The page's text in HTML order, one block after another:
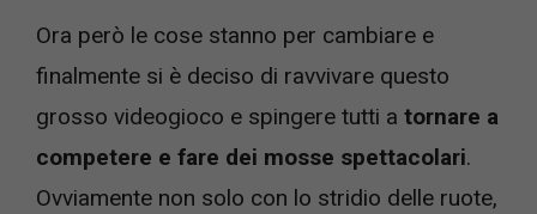
Ora però le cose stanno per cambiare e
finalmente si è deciso di ravvivare questo
grosso videogioco e spingere tutti a tornare a
competere e fare dei mosse spettacolari.
Ovviamente non solo con lo stridio delle ruote,